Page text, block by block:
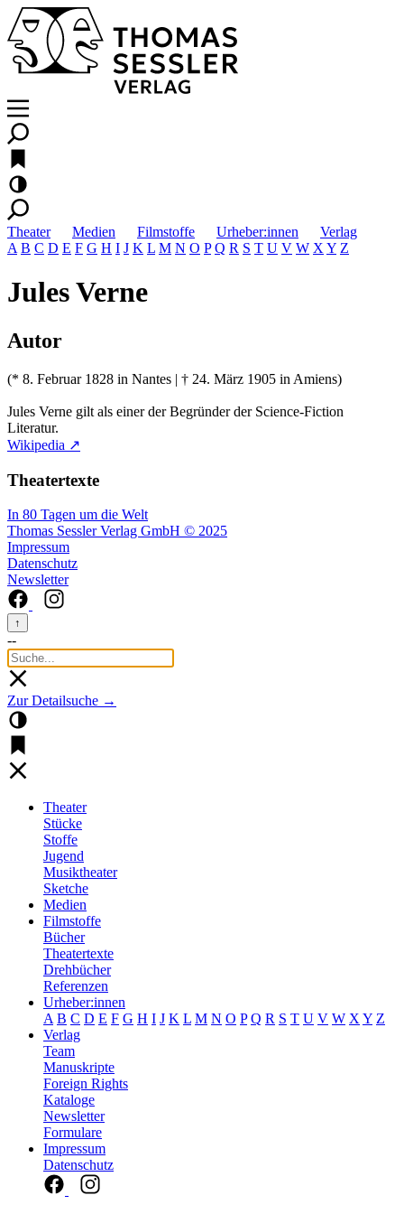
Theater Medien Filmstoffe Urheber:innen
Verlag
A B C D E F G H I J K L M N O P Q R S T U V W X Y Z
Jules Verne
Autor
(* 8. Februar 1828 in Nantes | † 24. März 1905 in Amiens)
Jules Verne gilt als einer der Begründer der Science-Fiction
Literatur.
Wikipedia ↗
Theatertexte
In 80 Tagen um die Welt
Thomas Sessler Verlag GmbH © 2025
Impressum
Datenschutz
Newsletter
↑
--
Zur Detailsuche →
Theater
Stücke
Stoffe
Jugend
Musiktheater
Sketche
Medien
Filmstoffe
Bücher
Theatertexte
Drehbücher
Referenzen
Urheber:innen
A B C D E F G H I J K L M N O P Q R S T U V W X Y Z
Verlag
Team
Manuskripte
Foreign Rights
Kataloge
Newsletter
Formulare
Impressum
Datenschutz